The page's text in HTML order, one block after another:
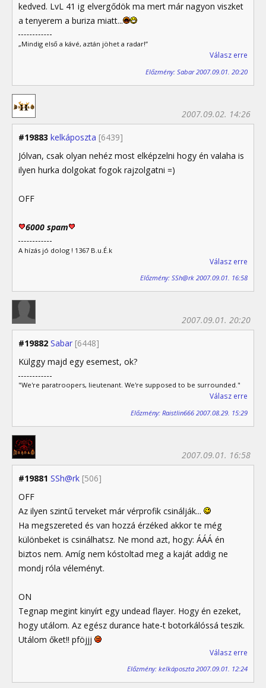
kedved. LvL 41 ig elvergődök ma mert már nagyon viszket
a tenyerem a buriza miatt...
„Mindig első a kávé, aztán jöhet a radar!”
Válasz erre
Előzmény: Sabar 2007.09.01. 20:20
#19883 kelkáposzta [6439]
2007.09.02. 14:26
Jólvan, csak olyan nehéz most elképzelni hogy én valaha is
ilyen hurka dolgokat fogok rajzolgatni =)
OFF
6000 spam
A hízás jó dolog ! 1367 B.u.É.k
Válasz erre
Előzmény: SSh@rk 2007.09.01. 16:58
#19882 Sabar [6448]
2007.09.01. 20:20
Külggy majd egy esemest, ok?
"We're paratroopers, lieutenant. We're supposed to be surrounded."
Válasz erre
Előzmény: Raistlin666 2007.08.29. 15:29
#19881 SSh@rk [506]
2007.09.01. 16:58
OFF
Az ilyen szintű terveket már vérprofik csinálják...
Ha megszereted és van hozzá érzéked akkor te még
különbeket is csinálhatsz. Ne mond azt, hogy: ÁÁÁ én
biztos nem. Amíg nem kóstoltad meg a kaját addig ne
mondj róla véleményt.
ON
Tegnap megint kinyírt egy undead flayer. Hogy én ezeket,
hogy utálom. Az egész durance hate-t botorkálóssá teszik.
Utálom őket!! pföjjj
Válasz erre
Előzmény: kelkáposzta 2007.09.01. 12:24